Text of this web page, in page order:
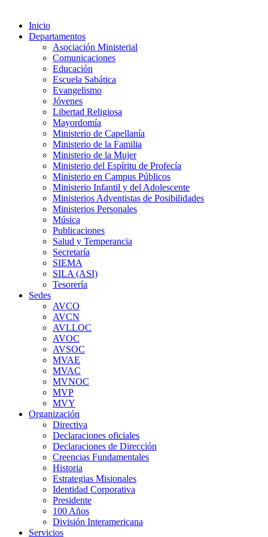
Inicio
Departamentos
Asociación Ministerial
Comunicaciones
Educación
Escuela Sabática
Evangelismo
Jóvenes
Libertad Religiosa
Mayordomía
Ministerio de Capellanía
Ministerio de la Familia
Ministerio de la Mujer
Ministerio del Espíritu de Profecía
Ministerio en Campus Públicos
Ministerio Infantil y del Adolescente
Ministerios Adventistas de Posibilidades
Ministerios Personales
Música
Publicaciones
Salud y Temperancia
Secretaría
SIEMA
SILA (ASI)
Tesorería
Sedes
AVCO
AVCN
AVLLOC
AVOC
AVSOC
MVAE
MVAC
MVNOC
MVP
MVY
Organización
Directiva
Declaraciones oficiales
Declaraciones de Dirección
Creencias Fundamentales
Historia
Estrategias Misionales
Identidad Corporativa
Presidente
100 Años
División Interamericana
Servicios